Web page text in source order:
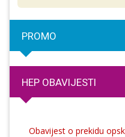
PROMO
HEP OBAVIJESTI
Obavijest o prekidu